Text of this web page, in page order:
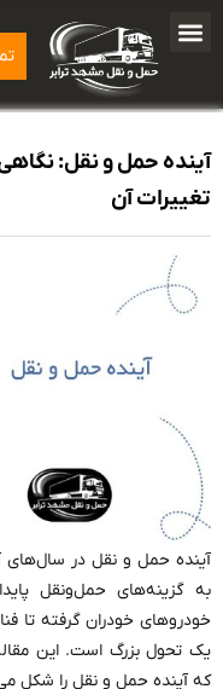
آینده حمل و نقل:
تغییرات آن
آینده حمل‌ و نقل در سال‌های
به گزینه‌های حمل‌ونقل
خودروهای خودران گرفته تا
یک تحول بزرگ است. این
که آینده حمل‌ و نقل را شکل